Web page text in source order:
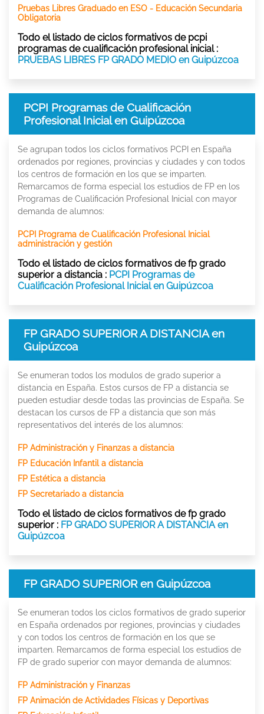
Pruebas Libres Graduado en ESO - Educación Secundaria
Obligatoria
Todo el listado de ciclos formativos de pcpi
programas de cualificación profesional inicial :
PRUEBAS LIBRES FP GRADO MEDIO en Guipúzcoa
PCPI Programas de Cualificación
Profesional Inicial en Guipúzcoa
Se agrupan todos los ciclos formativos PCPI en España
ordenados por regiones, provincias y ciudades y con todos
los centros de formación en los que se imparten.
Remarcamos de forma especial los estudios de FP en los
Programas de Cualificación Profesional Inicial con mayor
demanda de alumnos:
PCPI Programa de Cualificación Profesional Inicial
administración y gestión
Todo el listado de ciclos formativos de fp grado
superior a distancia : PCPI Programas de
Cualificación Profesional Inicial en Guipúzcoa
FP GRADO SUPERIOR A DISTANCIA en
Guipúzcoa
Se enumeran todos los modulos de grado superior a
distancia en España. Estos cursos de FP a distancia se
pueden estudiar desde todas las provincias de España. Se
destacan los cursos de FP a distancia que son más
representativos del interés de los alumnos:
FP Administración y Finanzas a distancia
FP Educación Infantil a distancia
FP Estética a distancia
FP Secretariado a distancia
Todo el listado de ciclos formativos de fp grado
superior : FP GRADO SUPERIOR A DISTANCIA en
Guipúzcoa
FP GRADO SUPERIOR en Guipúzcoa
Se enumeran todos los ciclos formativos de grado superior
en España ordenados por regiones, provincias y ciudades
y con todos los centros de formación en los que se
imparten. Remarcamos de forma especial los estudios de
FP de grado superior con mayor demanda de alumnos:
FP Administración y Finanzas
FP Animación de Actividades Físicas y Deportivas